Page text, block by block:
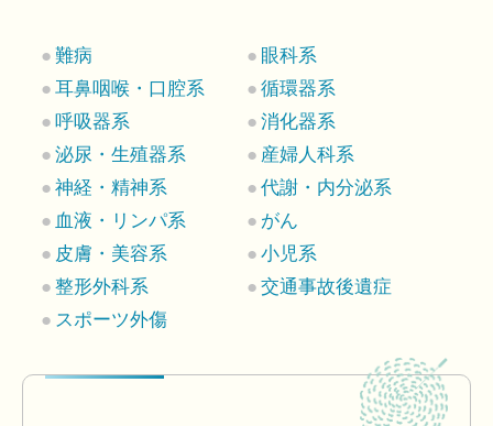
難病
眼科系
耳鼻咽喉・口腔系
循環器系
呼吸器系
消化器系
泌尿・生殖器系
産婦人科系
神経・精神系
代謝・内分泌系
血液・リンパ系
がん
皮膚・美容系
小児系
整形外科系
交通事故後遺症
スポーツ外傷